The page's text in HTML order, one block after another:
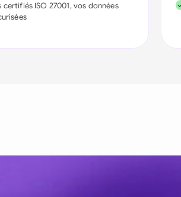
certifiés ISO 27001, vos données